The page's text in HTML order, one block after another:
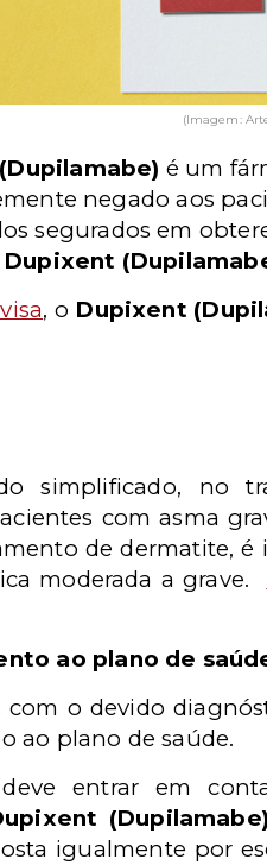
(Imagem:
é um
negado aos
segurados em
Dupixent
, o Dupixent
simplificado, no
com asma
de dermatite,
moderada a grave.
ao plano de
com o devido
ao plano de saúde.
entrar em
(Dupilamabe)
igualmente por